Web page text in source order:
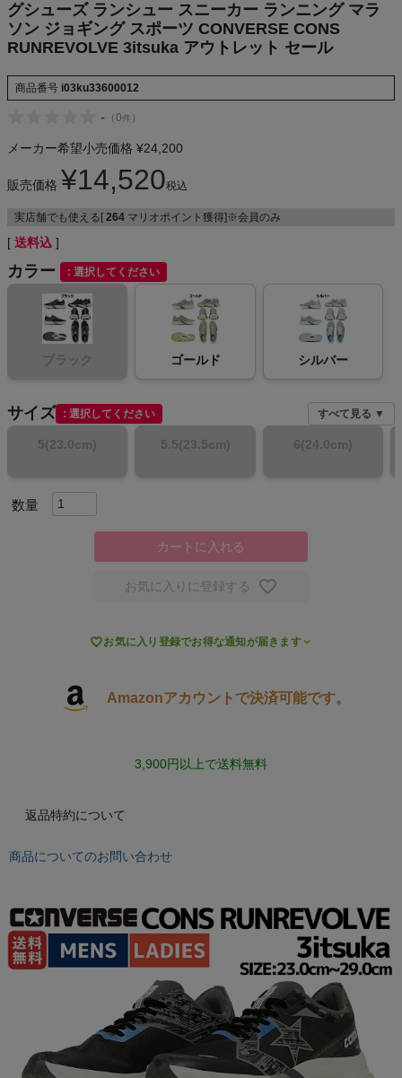
3itsuka アウ
トレット セー
ル
NIKE
CHUMS
もっと見る
メンズカジュアルウェア
レディースカジュアルウェア
メンズスポーツウェア
レディーススポーツウェア
スポーツシューズ
キャンプ・フェス
もっと見る
インフィット INFIT
サックス SAXX
グシューズ ランシュー スニーカー ランニング マラ
ソン ジョギング スポーツ CONVERSE CONS
RUNREVOLVE 3itsuka アウトレット セール
商品番号 i03ku33600012
- （0件 ）
メーカー希望小売価格 ¥24,200
販売価格 ¥14,520税込
実店舗でも使える[ 264 マリオポイント獲得]※会員のみ
送料込
カラー 選択してください
ブラック ゴールド シルバー
サイズ 選択してください すべて見る ▼
5(23.0cm) 5.5(23.5cm) 6(24.0cm)
カートに入れる
お気に入りに登録する
お気に入り登録でお得な通知が届きます
Amazonアカウントで決済可能です。
3,900円以上で送料無料
返品特約について
商品についてのお問い合わせ